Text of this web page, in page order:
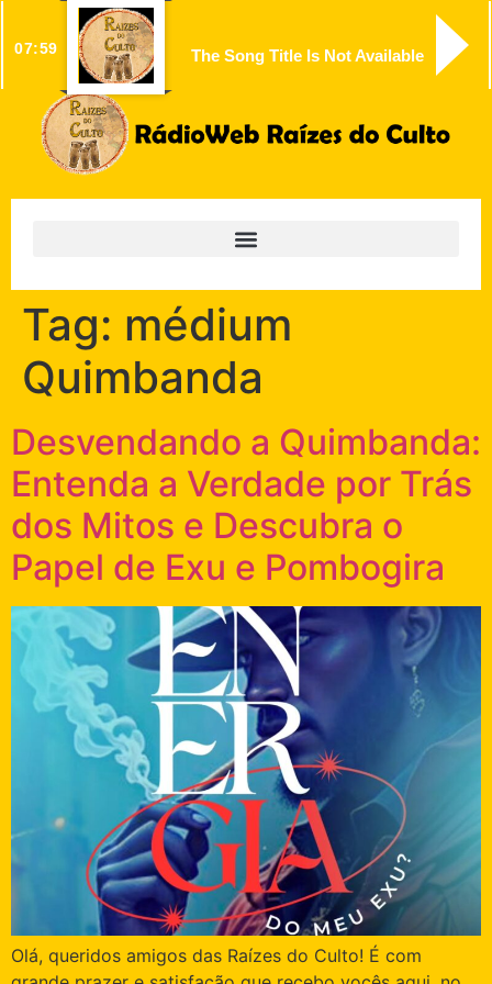
07:59 The Song Title Is Not Available
Tag: médium
Quimbanda
Desvendando a Quimbanda:
Entenda a Verdade por Trás
dos Mitos e Descubra o
Papel de Exu e Pombogira
Olá, queridos amigos das Raízes do Culto! É com